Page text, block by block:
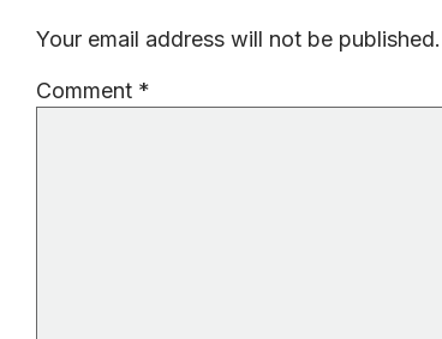
Your email address will not be published.
Comment *